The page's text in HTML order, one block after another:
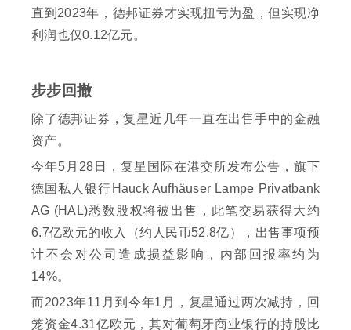
直到2023年，德邦证券才实现扭亏为盈，但实现净
利润也仅0.12亿元。
步步回撤
除了德邦证券，复星近几年一直在出售手中的金融
资产。
今年5月28日，复星国际在港交所发布公告，旗下
德国私人银行Hauck Aufhäuser Lampe Privatbank
AG (HAL)悉数股权将被出售，此笔交易获得大约
6.7亿欧元的收入（约人民币52.8亿），出售事项预
计不会对公司造成损益影响，内部回报率约为
14%。
而2023年11月到今年1月，复星通过两次减持，回
笼资金4.31亿欧元，其对葡萄牙商业银行的持股比